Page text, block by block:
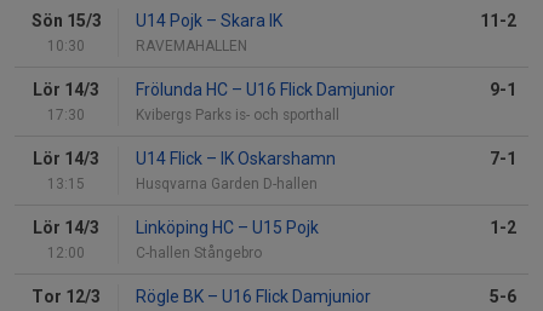
Sön 15/3
10:30
U14 Pojk – Skara IK
RAVEMAHALLEN
11-2
Lör 14/3
17:30
Frölunda HC – U16 Flick Damjunior
Kvibergs Parks is- och sporthall
9-1
Lör 14/3
13:15
U14 Flick – IK Oskarshamn
Husqvarna Garden D-hallen
7-1
Lör 14/3
12:00
Linköping HC – U15 Pojk
C-hallen Stångebro
1-2
Tor 12/3 Rögle BK – U16 Flick Damjunior 5-6